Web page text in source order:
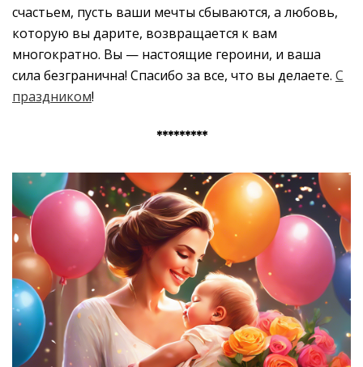
счастьем, пусть ваши мечты сбываются, а любовь,
которую вы дарите, возвращается к вам
многократно. Вы — настоящие героини, и ваша
сила безгранична! Спасибо за все, что вы делаете. С
праздником!
*********